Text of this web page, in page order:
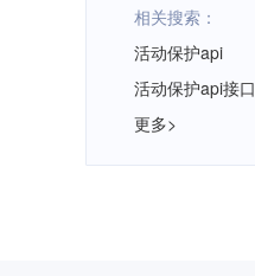
相关搜索：
活动保护api
活动保护api接口
更多>